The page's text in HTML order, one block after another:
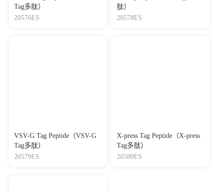
Tag多肽）
20576ES
肽）
20578ES
VSV-G Tag Peptide（VSV-G
Tag多肽）
20579ES
X-press Tag Peptide（X-press
Tag多肽）
20580ES